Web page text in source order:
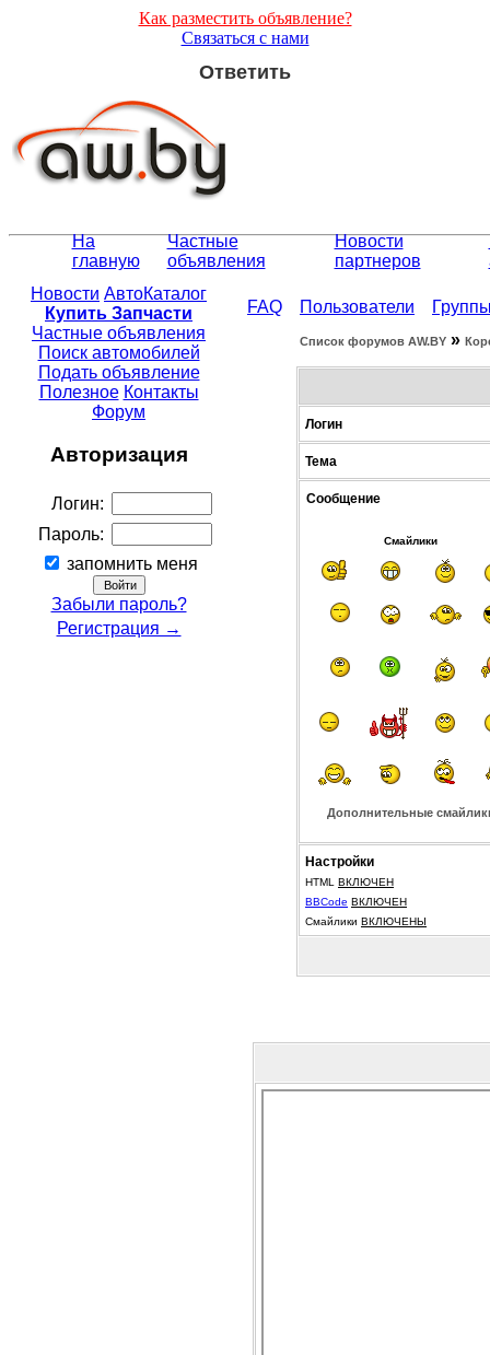
Как разместить объявление?
Связаться с нами
Ответить
На
главную
Частные
объявления
Новости
партнеров
Новости АвтоКаталог
Купить Запчасти
Частные объявления
Поиск автомобилей
Подать объявление
Полезное Контакты
Форум
Авторизация
Логин:
Пароль:
запомнить меня
Забыли пароль?
Регистрация →
FAQ Пользователи
Список форумов АW.BY »
Логин
Тема
Сообщение
Смайлики
Дополнительные
Настройки
HTML ВКЛЮЧЕН
BBCode ВКЛЮЧЕН
Смайлики ВКЛЮЧЕНЫ